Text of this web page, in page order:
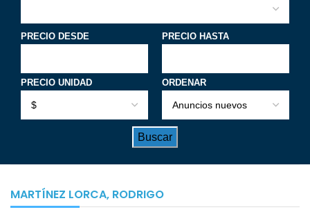
PRECIO DESDE PRECIO HASTA
PRECIO UNIDAD ORDENAR
MARTÍNEZ LORCA, RODRIGO